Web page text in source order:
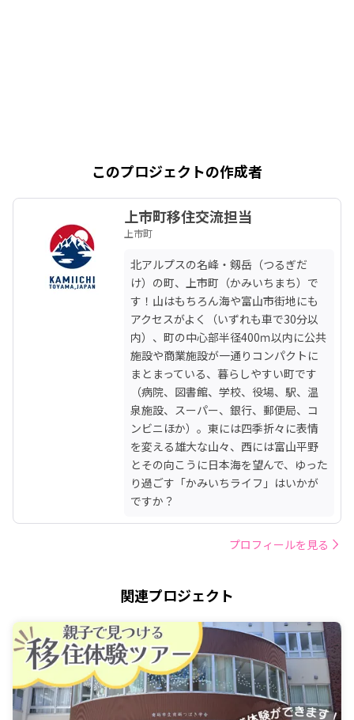
このプロジェクトの作成者
上市町移住交流担当
上市町
北アルプスの名峰・剱岳（つるぎだ
け）の町、上市町（かみいちまち）で
す！山はもちろん海や富山市街地にも
アクセスがよく（いずれも車で30分以
内）、町の中心部半径400ｍ以内に公共
施設や商業施設が一通りコンパクトに
まとまっている、暮らしやすい町です
（病院、図書館、学校、役場、駅、温
泉施設、スーパー、銀行、郵便局、コ
ンビニほか）。東には四季折々に表情
を変える雄大な山々、西には富山平野
とその向こうに日本海を望んで、ゆった
り過ごす「かみいちライフ」はいかが
ですか？
プロフィールを見る
関連プロジェクト